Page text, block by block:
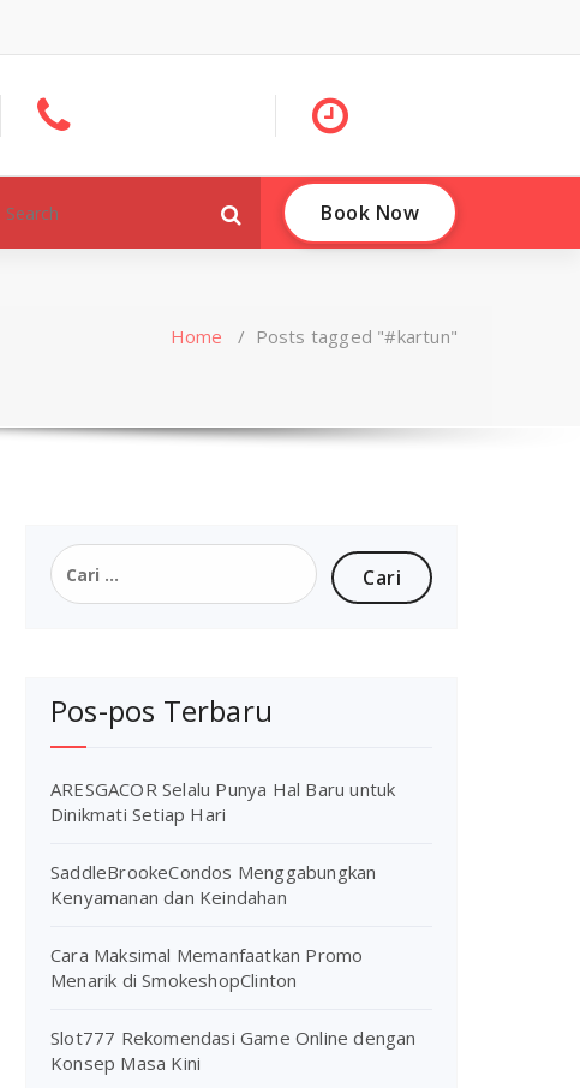
Book Now
Home / Posts tagged "#kartun"
Cari
untuk:
Pos-pos Terbaru
ARESGACOR Selalu Punya Hal Baru untuk
Dinikmati Setiap Hari
SaddleBrookeCondos Menggabungkan
Kenyamanan dan Keindahan
Cara Maksimal Memanfaatkan Promo
Menarik di SmokeshopClinton
Slot777 Rekomendasi Game Online dengan
Konsep Masa Kini